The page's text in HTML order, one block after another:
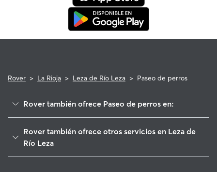
Rover > La Rioja > Leza de Río Leza > Paseo de perros
Rover también ofrece Paseo de perros en:
Albelda de Iregua
Rover también ofrece otros servicios en Leza de
Río Leza